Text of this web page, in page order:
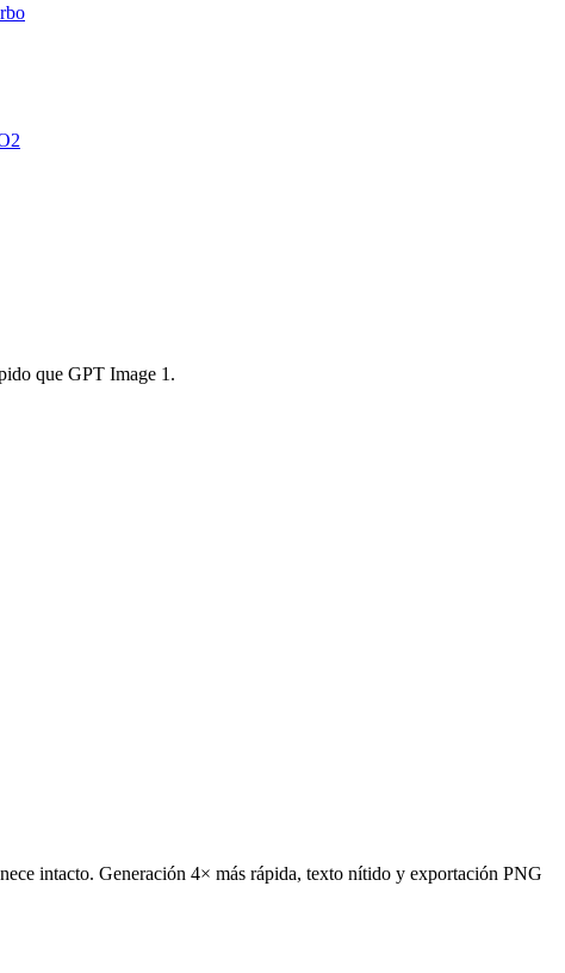
que GPT Image 1.
intacto. Generación 4× más rápida, texto nítido y exportación PNG